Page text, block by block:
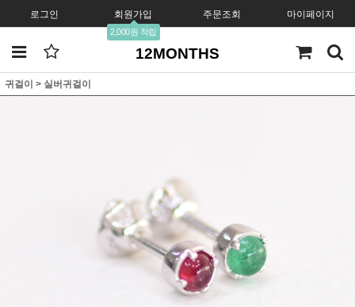
로그인 회원가입
2,000원 적립
주문조회 마이페이지
12MONTHS
귀걸이 > 실버귀걸이